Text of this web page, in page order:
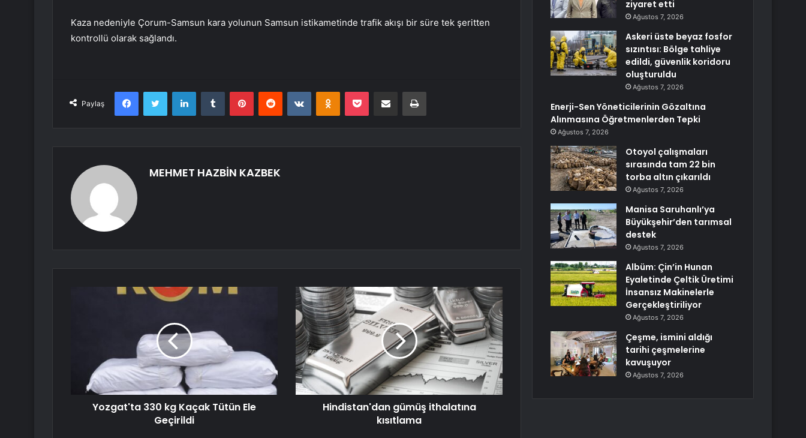
Kaza nedeniyle Çorum-Samsun kara yolunun Samsun istikametinde trafik akışı bir süre tek şeritten
kontrollü olarak sağlandı.
Paylaş
FacebookTwitter LinkedInTumblr PinterestReddit VKontakteOdnoklassniki
Pocket E-Posta ile paylaş Yazdır
MEHMET HAZBİN KAZBEK
Yozgat'ta 330 kg Kaçak Tütün Ele
Geçirildi
Hindistan'dan gümüş ithalatına
kısıtlama
ziyaret etti
Ağustos 7, 2026
Askeri üste beyaz fosfor
sızıntısı: Bölge tahliye
edildi, güvenlik koridoru
oluşturuldu
Ağustos 7, 2026
Enerji-Sen Yöneticilerinin Gözaltına
Alınmasına Öğretmenlerden Tepki
Ağustos 7, 2026
Otoyol çalışmaları
sırasında tam 22 bin
torba altın çıkarıldı
Ağustos 7, 2026
Manisa Saruhanlı’ya
Büyükşehir’den tarımsal
destek
Ağustos 7, 2026
Albüm: Çin’in Hunan
Eyaletinde Çeltik Üretimi
İnsansız Makinelerle
Gerçekleştiriliyor
Ağustos 7, 2026
Çeşme, ismini aldığı
tarihi çeşmelerine
kavuşuyor
Ağustos 7, 2026